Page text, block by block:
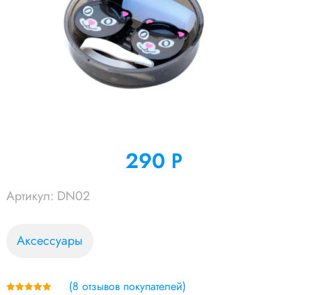
290 Р
Артикул: DN02
Аксессуары
(8 отзывов покупателей)